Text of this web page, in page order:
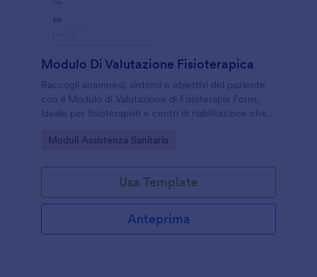
Modulo Di Valutazione Fisioterapica
Raccogli anamnesi, sintomi e obiettivi del paziente
con il Modulo di Valutazione di Fisioterapia Form,
ideale per fisioterapisti e centri di riabilitazione che
delle risposte.
Go to Category:
Moduli Assistenza Sanitaria
Usa Template
Anteprima